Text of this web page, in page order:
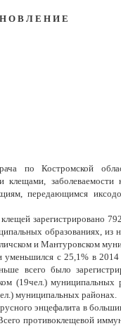
О В Л Е Н И Е
по Костромской
клещами,
передающимся
зарегистрировано
образованиях, из
и Мантуровском
с 25,1% в
всего было
(19чел.) муниципальных
муниципальных районах.
энцефалита в
противоклещевой